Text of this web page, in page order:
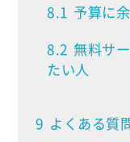
8.1 予算に
8.2 無料サ
たい人
9 よくある質